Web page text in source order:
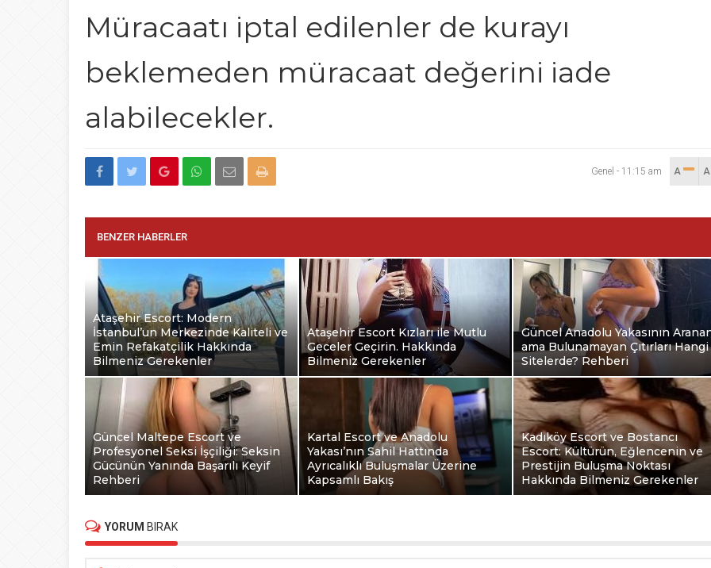
Müracaatı iptal edilenler de kurayı
beklemeden müracaat değerini iade
alabilecekler.
Genel - 11:15 am A
BENZER HABERLER
Ataşehir Escort: Modern
İstanbul’un Merkezinde Kaliteli ve
Emin Refakatçilik Hakkında
Bilmeniz Gerekenler
Ataşehir Escort Kızları ile Mutlu
Geceler Geçirin. Hakkında
Bilmeniz Gerekenler
Güncel Anadolu Yakasının
ama Bulunamayan Çıtırları Hangi
Sitelerde? Rehberi
Güncel Maltepe Escort ve
Profesyonel Seksi İşçiliği: Seksin
Gücünün Yanında Başarılı Keyif
Rehberi
Kartal Escort ve Anadolu
Yakası’nın Sahil Hattında
Ayrıcalıklı Buluşmalar Üzerine
Kapsamlı Bakış
Kadıköy Escort ve Bostancı
Escort: Kültürün, Eğlencenin ve
Prestijin Buluşma Noktası
Hakkında Bilmeniz Gerekenler
YORUM BIRAK